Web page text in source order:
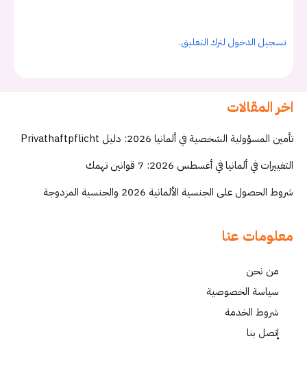
تسجيل الدخول لترك التعليق.
اخر المقالات
تأمين المسؤولية الشخصية في ألمانيا 2026: دليل Privathaftpflicht
التغييرات في ألمانيا في أغسطس 2026: 7 قوانين تهمك
شروط الحصول على الجنسية الألمانية 2026 والجنسية المزدوجة
معلومات عنا
من نحن
سياسة الخصوصية
شروط الخدمة
إتصل بنا